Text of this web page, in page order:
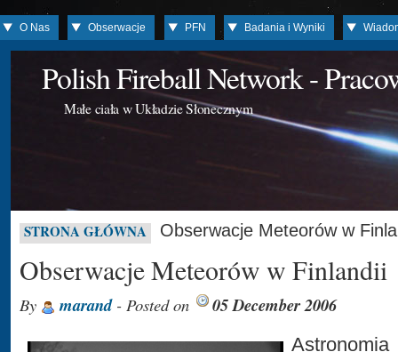
O Nas Obserwacje PFN Badania i Wyniki
Polish Fireball Network -
Małe ciała w Układzie Słonecznym
STRONA GŁÓWNA Obserwacje Meteorów w
Obserwacje Meteorów w Finlandii
By marand- Posted on 05 December 2006